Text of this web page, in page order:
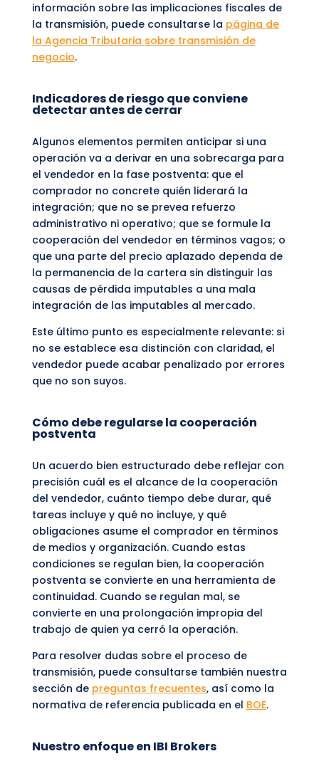
información sobre las implicaciones fiscales de
la transmisión, puede consultarse la página de
la Agencia Tributaria sobre transmisión de
negocio.
Indicadores de riesgo que conviene
detectar antes de cerrar
Algunos elementos permiten anticipar si una
operación va a derivar en una sobrecarga para
el vendedor en la fase postventa: que el
comprador no concrete quién liderará la
integración; que no se prevea refuerzo
administrativo ni operativo; que se formule la
cooperación del vendedor en términos vagos; o
que una parte del precio aplazado dependa de
la permanencia de la cartera sin distinguir las
causas de pérdida imputables a una mala
integración de las imputables al mercado.
Este último punto es especialmente relevante: si
no se establece esa distinción con claridad, el
vendedor puede acabar penalizado por errores
que no son suyos.
Cómo debe regularse la cooperación
postventa
Un acuerdo bien estructurado debe reflejar con
precisión cuál es el alcance de la cooperación
del vendedor, cuánto tiempo debe durar, qué
tareas incluye y qué no incluye, y qué
obligaciones asume el comprador en términos
de medios y organización. Cuando estas
condiciones se regulan bien, la cooperación
postventa se convierte en una herramienta de
continuidad. Cuando se regulan mal, se
convierte en una prolongación impropia del
trabajo de quien ya cerró la operación.
Para resolver dudas sobre el proceso de
transmisión, puede consultarse también nuestra
sección de preguntas frecuentes, así como la
normativa de referencia publicada en el BOE.
Nuestro enfoque en IBI Brokers